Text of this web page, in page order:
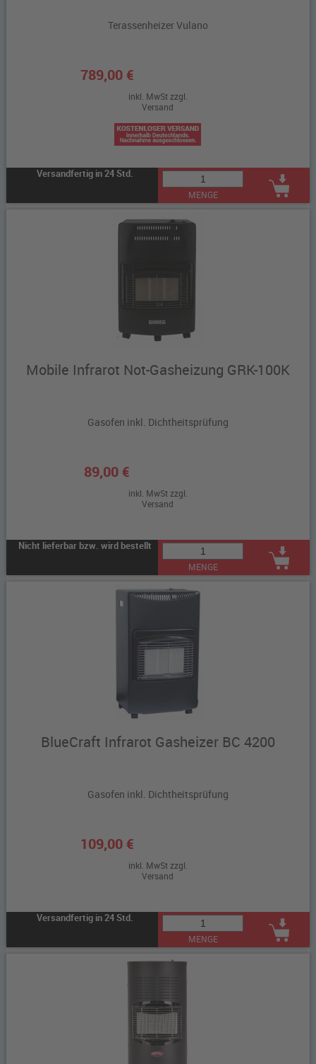
Terassenheizer Vulano
789,00 €
inkl. MwSt zzgl.
Versand
Versandfertig in 24 Std.
MENGE
Mobile Infrarot Not-Gasheizung GRK-100K
Gasofen inkl. Dichtheitsprüfung
89,00 €
inkl. MwSt zzgl.
Versand
Nicht lieferbar bzw. wird bestellt
MENGE
BlueCraft Infrarot Gasheizer BC 4200
Gasofen inkl. Dichtheitsprüfung
109,00 €
inkl. MwSt zzgl.
Versand
Versandfertig in 24 Std.
MENGE